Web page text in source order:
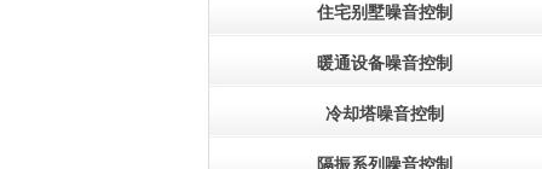
住宅别墅噪音控制
暖通设备噪音控制
冷却塔噪音控制
隔振系列噪音控制